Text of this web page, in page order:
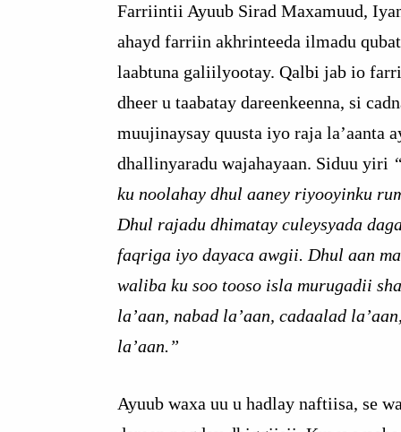
Farriintii Ayuub Sirad Maxamuud,
ahayd farriin akhrinteeda ilmadu
laabtuna galiilyootay. Qalbi jab io
dheer u taabatay dareenkeenna, si
muujinaysay quusta iyo raja la’aanta
dhallinyaradu wajahayaan. Siduu yiri
ku noolahay dhul aaney riyooyinku
Dhul rajadu dhimatay culeysyada
faqriga iyo dayaca awgii. Dhul aan
waliba ku soo tooso isla murugadii
la’aan, nabad la’aan, cadaalad
la’aan.”
Ayuub waxa uu u hadlay naftiisa, se